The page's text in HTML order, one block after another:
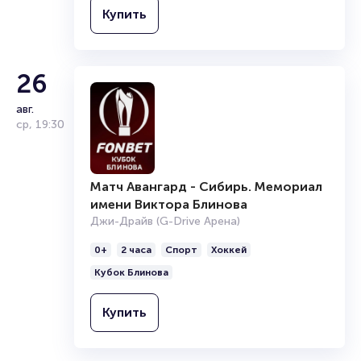
Купить
26
авг.
ср, 19:30
Матч Авангард - Сибирь. Мемориал
имени Виктора Блинова
Джи-Драйв (G-Drive Арена)
0+ 2 часа Спорт
Хоккей
Кубок Блинова
Купить